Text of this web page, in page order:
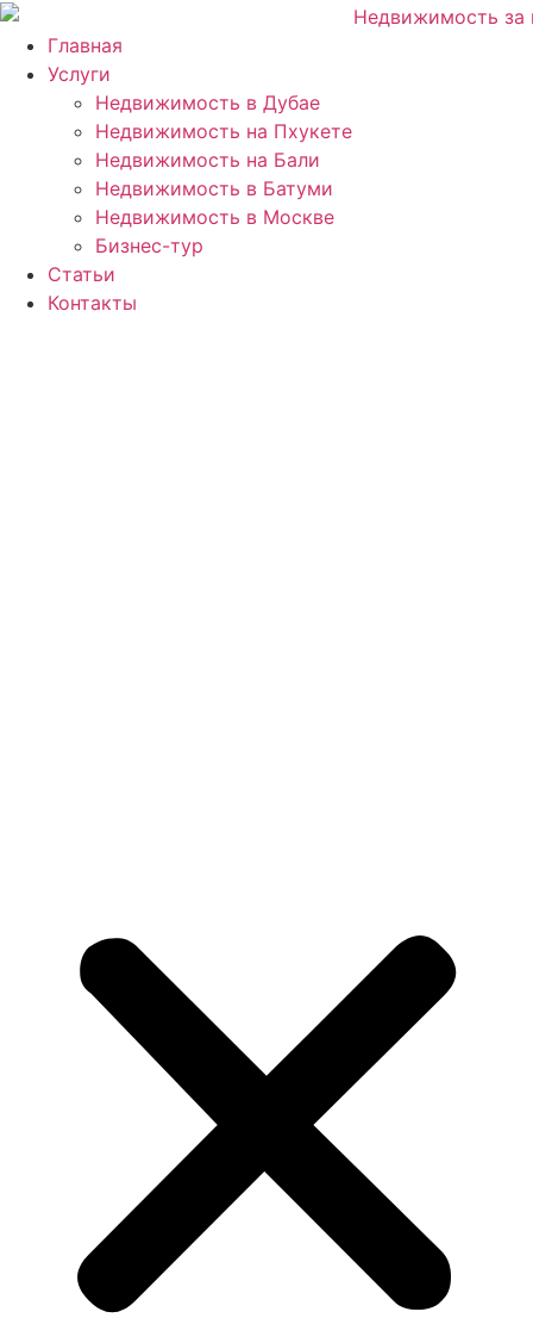
Перейти
содержимому
Главная
Услуги
Недвижимость в Дубае
Недвижимость на Пхукете
Недвижимость на Бали
Недвижимость в Батуми
Недвижимость в Москве
Бизнес-тур
Статьи
Контакты